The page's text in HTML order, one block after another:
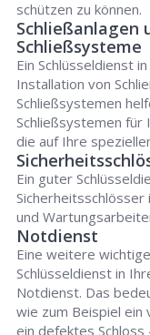
schützen zu können.
Schließanlagen
Schließsysteme
Ein Schlüsseldienst
Installation von
Schließsystemen
Schließsystemen für
die auf Ihre
Ein guter
und
Notdienst
Eine weitere
Schlüsseldienst in
Notdienst. Das
wie zum Beispiel ein
ein defektes